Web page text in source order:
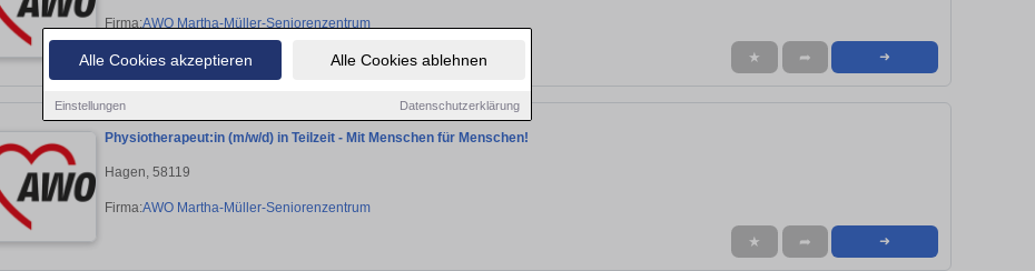
Alle Cookies akzeptieren Alle Cookies ablehnen
Einstellungen Datenschutzerklärung
Firma:AWO Martha-Müller-Seniorenzentrum
★ ➦ ➜
Physiotherapeut:in (m/w/d) in Teilzeit - Mit Menschen für Menschen!
Hagen, 58119
Firma:AWO Martha-Müller-Seniorenzentrum
★ ➦ ➜